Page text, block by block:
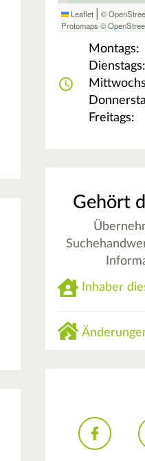
Leaflet | ©
Protomaps ©
Montags:
Dienstags:
Freitags:
Gehört
Inhaber